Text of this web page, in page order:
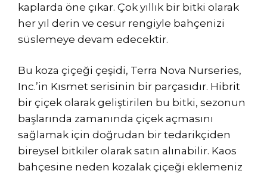
kaplarda öne çıkar. Çok yıllık bir bitki olarak
her yıl derin ve cesur rengiyle bahçenizi
süslemeye devam edecektir.
Bu koza çiçeği çeşidi, Terra Nova Nurseries,
Inc.’in Kısmet serisinin bir parçasıdır. Hibrit
bir çiçek olarak geliştirilen bu bitki, sezonun
başlarında zamanında çiçek açmasını
sağlamak için doğrudan bir tedarikçiden
bireysel bitkiler olarak satın alınabilir. Kaos
bahçesine neden kozalak çiçeği eklemeniz